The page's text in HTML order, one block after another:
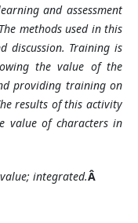
and assessment
methods used in this
discussion. Training is
the value of the
providing training on
results of this activity
value of characters in
integrated.Â